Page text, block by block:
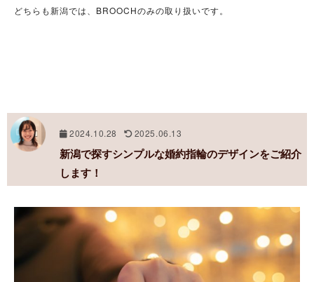
どちらも新潟では、BROOCHのみの取り扱いです。
2024.10.28 2025.06.13
新潟で探すシンプルな婚約指輪のデザインをご紹介
します！